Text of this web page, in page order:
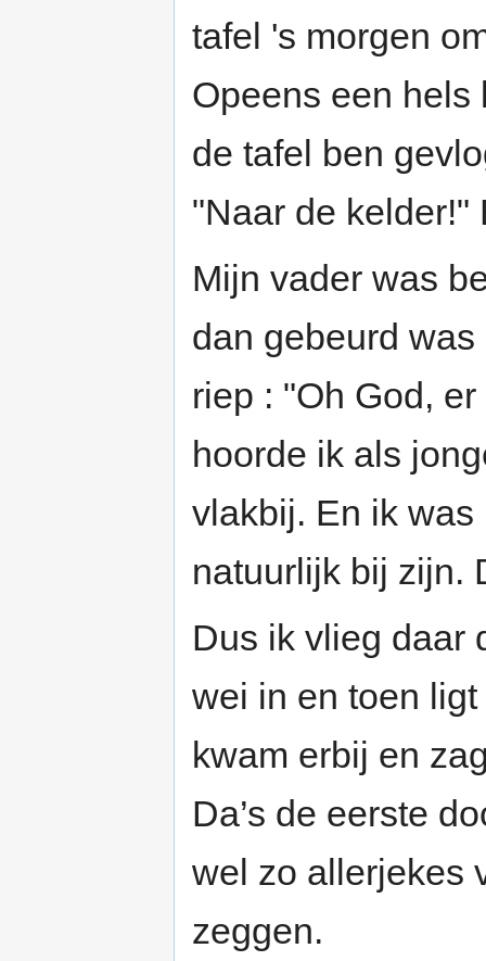
tafel 's morgen
Opeens een hels
de tafel ben
"Naar de kelder!"
Mijn vader was
dan gebeurd
riep : "Oh God,
hoorde ik als
vlakbij. En ik was
natuurlijk bij zijn.
Dus ik vlieg daar
wei in en toen
kwam erbij en
Da’s de eerste
wel zo allerjekes
zeggen.